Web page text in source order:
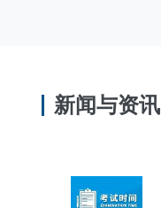
新闻与资讯